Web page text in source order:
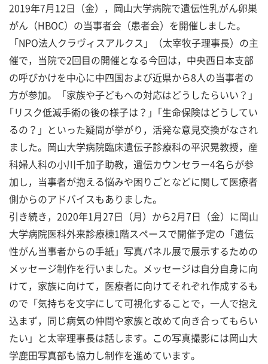
2019年7月12日（金），岡山大学病院で遺伝性乳がん卵巣
がん（HBOC）の当事者会（患者会）を開催しました。
「NPO法人クラヴィスアルクス」（太宰牧子理事長）の主
催で，当院で2回目の開催となる今回は，中央西日本支部
の呼びかけを中心に中四国および近県から8人の当事者の
方が参加。「家族や子どもへの対応はどうしたらいい？」
｢リスク低減手術の後の様子は？｣「生命保険はどうしてい
るの？」といった疑問が挙がり，活発な意見交換がなされ
ました。岡山大学病院臨床遺伝子診療科の平沢晃教授，産
科婦人科の小川千加子助教，遺伝カウンセラー4名らが参
加し，当事者が抱える悩みや困りごとなどに関して医療者
側からのアドバイスもありました。
引き続き，2020年1月27日（月）から2月7日（金）に岡山
大学病院医科外来診療棟1階スペースで開催予定の「遺伝
性がん当事者からの手紙」写真パネル展で展示するための
メッセージ制作を行いました。メッセージは自分自身に向
けて，家族に向けて，医療者に向けてそれぞれ作成するも
ので「気持ちを文字にして可視化することで，一人で抱え
込まず，同じ病気の仲間や家族と改めて向き合ってもらい
たい」と太宰理事長は話します。この写真撮影には岡山大
学鹿田写真部も協力し制作を進めています。